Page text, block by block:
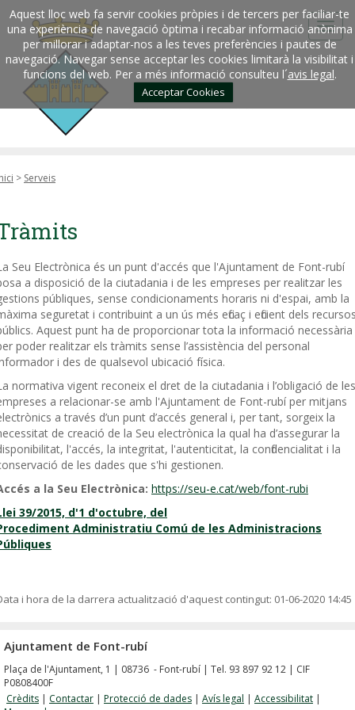
Aquest lloc web fa servir cookies pròpies i de tercers per faciliar-te
una experiència de navegació òptima i recabar informació anònima
per millorar i adaptar-nos a les teves preferències i pautes de
navegació. Navegar sense acceptar les cookies limitarà la visibilitat i
funcions del web. Per a més informació consulteu l´avis legal.
Acceptar Cookies
> Serveis
Seu Electrònica és un punt d'accés que l'Ajuntament de Font-rubí
a disposició de la ciutadania i de les empreses per realitzar les
públiques, sense condicionaments horaris ni d'espai, amb la
seguretat i contribuint a un ús més eficaç i eficient dels
Aquest punt ha de proporcionar tota la informació necessària
poder realitzar els tràmits sense l’assistència del personal
i des de qualsevol ubicació física.
normativa vigent reconeix el dret de la ciutadania i l’obligació de les
a relacionar-se amb l'Ajuntament de Font-rubí per mitjans
a través d’un punt d’accés general i, per tant, sorgeix la
de creació de la Seu electrònica la qual ha d’assegurar la
l'accés, la integritat, l'autenticitat, la confidencialitat i la
de les dades que s'hi gestionen.
a la Seu Electrònica: https://seu-e.cat/web/font-rubi
39/2015, d'1 d'octubre, del
Administratiu Comú de les Administracions
i hora de la darrera actualització d'aquest contingut: 01-06-2020 14:45
Ajuntament de Font-rubí
Plaça de l'Ajuntament, 1 | 08736 - Font-rubí | Tel. 93 897 92 12 | CIF
P0808400F
Crèdits | Contactar | Protecció de dades | Avís legal | Accessibilitat |